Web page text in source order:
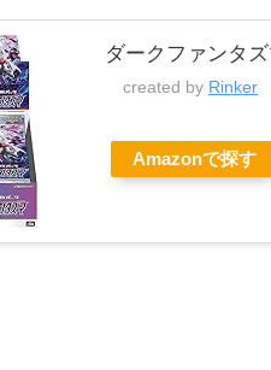
ダークファンタ
created by Rinker
Amazonで探す